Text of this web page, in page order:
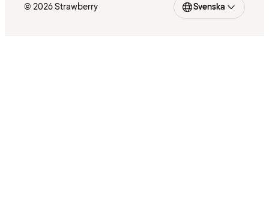
© 2026 Strawberry Svenska